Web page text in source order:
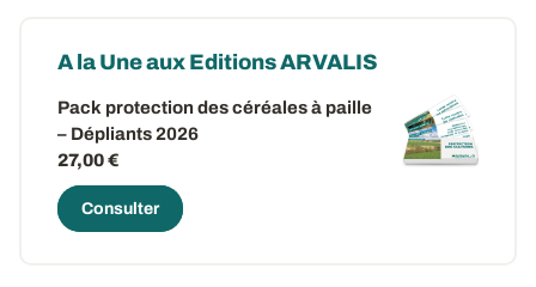
A la Une aux Editions ARVALIS
Pack protection des céréales à paille
– Dépliants 2026
27,00 €
Consulter